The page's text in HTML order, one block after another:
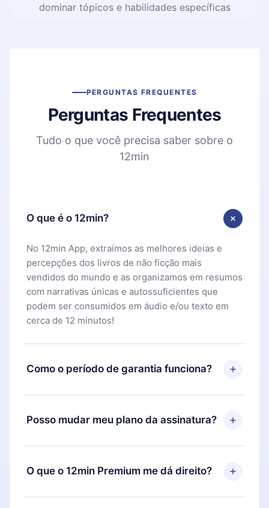
dominar tópicos e habilidades específicas
PERGUNTAS FREQUENTES
Perguntas Frequentes
Tudo o que você precisa saber sobre o
12min
O que é o 12min?
No 12min App, extraímos as melhores ideias e
percepções dos livros de não ficção mais
vendidos do mundo e as organizamos em resumos
com narrativas únicas e autossuficientes que
podem ser consumidos em áudio e/ou texto em
cerca de 12 minutos!
Como o período de garantia funciona?
Você pode baixar nosso aplicativo e começar a
aproveitar nossa biblioteca. Se por algum motivo
não ficar satisfeito com nossa plataforma, basta
e solicitar o reembolso do valor. Você receberá
Posso mudar meu plano da assinatura?
Sim, mas a mudança só se aplicará a partir do
próximo período de cobrança. Por exemplo, se
você decidiu mudar sua assinatura mensal para
O que o 12min Premium me dá direito?
O 12min Premium é um plano que te garante